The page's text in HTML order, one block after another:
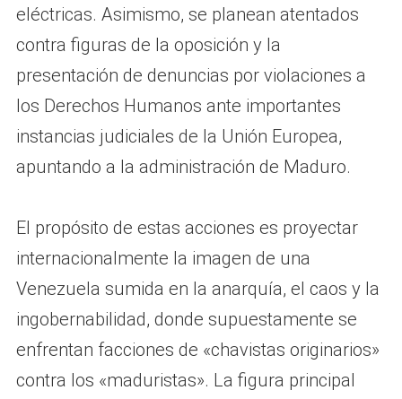
eléctricas. Asimismo, se planean atentados
contra figuras de la oposición y la
presentación de denuncias por violaciones a
los Derechos Humanos ante importantes
instancias judiciales de la Unión Europea,
apuntando a la administración de Maduro.
El propósito de estas acciones es proyectar
internacionalmente la imagen de una
Venezuela sumida en la anarquía, el caos y la
ingobernabilidad, donde supuestamente se
enfrentan facciones de «chavistas originarios»
contra los «maduristas». La figura principal